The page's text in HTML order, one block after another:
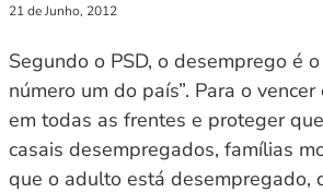
21 de Junho, 2012
Segundo o PSD, o desemprego é
número um do país”. Para o
em todas as frentes e proteger
casais desempregados, famílias
que o adulto está desempregado,